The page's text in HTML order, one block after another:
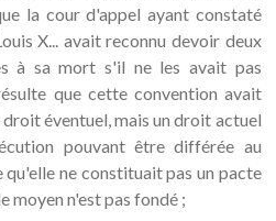
la cour d'appel ayant constaté
X... avait reconnu devoir deux
à sa mort s'il ne les avait pas
que cette convention avait
droit éventuel, mais un droit actuel
pouvant être différée au
qu'elle ne constituait pas un pacte
moyen n'est pas fondé ;